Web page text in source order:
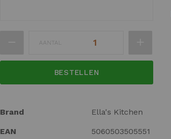
het
van
afbeeldingen-
AANTAL
BESTELLEN
Meer
Brand Ella's Kitchen
EAN 5060503505551